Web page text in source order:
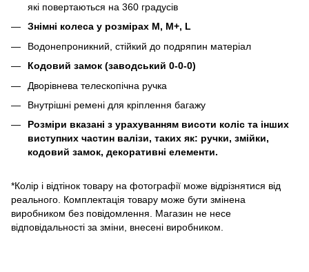
які повертаються на 360 градусів
Знімні колеса у розмірах M, M+, L
Водонепроникний, стійкий до подряпин матеріал
Кодовий замок (заводський 0-0-0)
Дворівнева телескопічна ручка
Внутрішні ремені для кріплення багажу
Розміри вказані з урахуванням висоти коліс та інших
виступних частин валізи, таких як: ручки, змійки,
кодовий замок, декоративні елементи.
*Колір і відтінок товару на фотографії може відрізнятися від
реального. Комплектація товару може бути змінена
виробником без повідомлення. Магазин не несе
відповідальності за зміни, внесені виробником.